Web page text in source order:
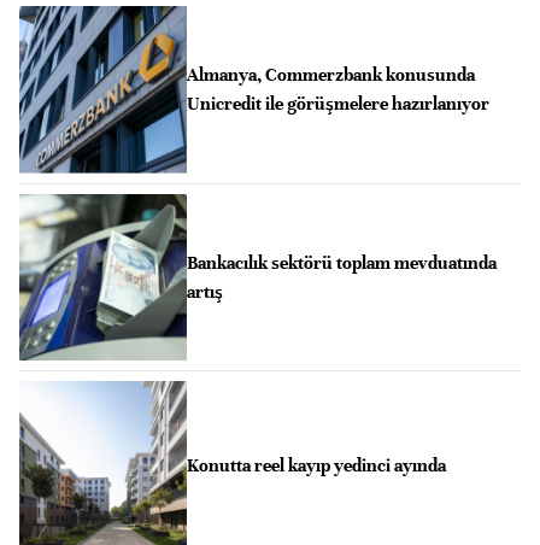
Almanya, Commerzbank konusunda
Unicredit ile görüşmelere hazırlanıyor
Bankacılık sektörü toplam mevduatında
artış
Konutta reel kayıp yedinci ayında